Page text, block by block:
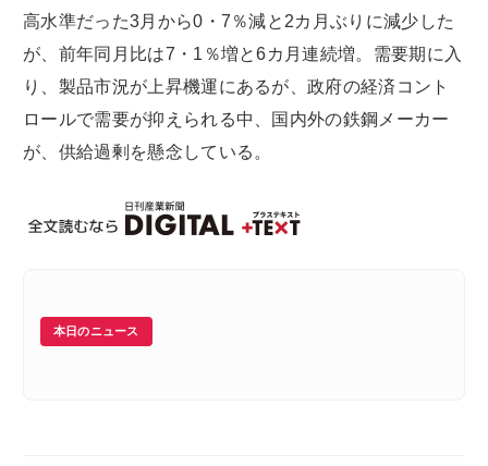
高水準だった3月から0・7％減と2カ月ぶりに減少した
が、前年同月比は7・1％増と6カ月連続増。需要期に入
り、製品市況が上昇機運にあるが、政府の経済コント
ロールで需要が抑えられる中、国内外の鉄鋼メーカー
が、供給過剰を懸念している。
本日のニュース